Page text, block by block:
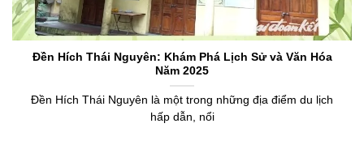
Đền Hích Thái Nguyên: Khám Phá Lịch Sử và Văn Hóa
Năm 2025
Đền Hích Thái Nguyên là một trong những địa điểm du lịch
hấp dẫn, nổi